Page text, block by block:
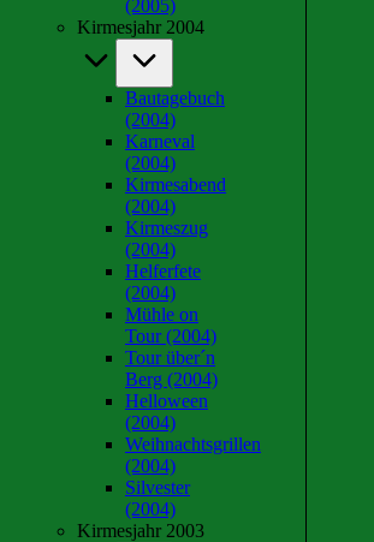
(2005)
Kirmesjahr 2004
Bautagebuch
(2004)
Karneval
(2004)
Kirmesabend
(2004)
Kirmeszug
(2004)
Helferfete
(2004)
Mühle on
Tour (2004)
Tour über´n
Berg (2004)
Helloween
(2004)
Weihnachtsgrillen
(2004)
Silvester
(2004)
Kirmesjahr 2003